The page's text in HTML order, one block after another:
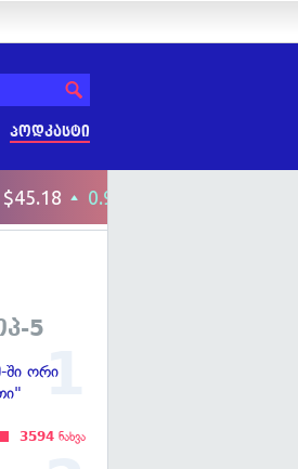
პოდკასტი
5
ში ორი
3594 ნახვა